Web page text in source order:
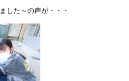
した～の声が・・・